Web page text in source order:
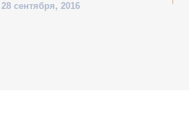
28 сентября, 2016